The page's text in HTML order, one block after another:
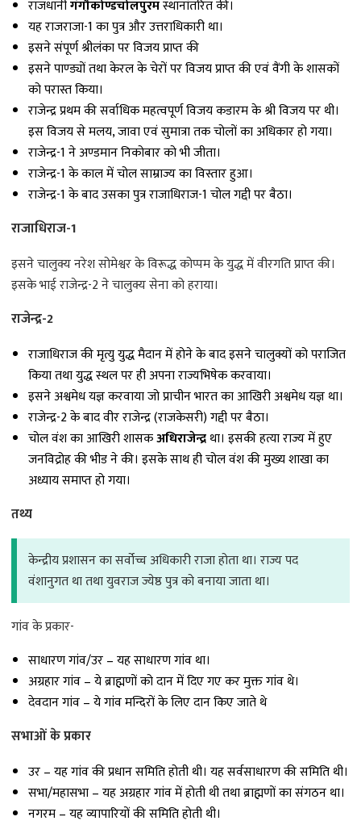
राजधानीगंगौकोण्डचोलपुरमस्थानांतरित की।
यह राजराजा-1 का पुत्र और उत्तराधिकारी था।
इसने संपूर्ण श्रीलंका पर विजय प्राप्त की
इसने पाण्ड्यों तथा केरल के चेरों पर विजय प्राप्त की एवं वैंगी के शासकों
को परास्त किया।
राजेन्द्र प्रथम की सर्वाधिक महत्वपूर्ण विजय कडारम के श्री विजय पर थी।
इस विजय से मलय, जावा एवं सुमात्रा तक चोलों का अधिकार हो गया।
राजेन्द्र-1 ने अण्डमान निकोबार को भी जीता।
राजेन्द्र-1 के काल में चोल साम्राज्य का विस्तार हुआ।
राजेन्द्र-1 के बाद उसका पुत्र राजाधिराज-1 चोल गद्दी पर बैठा।
राजाधिराज-1
इसने चालुक्य नरेश सोमेश्वर के विरूद्ध कोप्पम के युद्ध में वीरगति प्राप्त की।
इसके भाई राजेन्द्र-2 ने चालुक्य सेना को हराया।
राजेन्द्र-2
राजाधिराज की मृत्यु युद्ध मैदान में होने के बाद इसने चालुक्यों को पराजित
किया तथा युद्ध स्थल पर ही अपना राज्यभिषेक करवाया।
इसने अश्वमेध यज्ञ करवाया जो प्राचीन भारत का आखिरी अश्वमेध यज्ञ था।
राजेन्द्र-2 के बाद वीर राजेन्द्र (राजकेसरी) गद्दी पर बैठा।
चोल वंश का आखिरी शासकअधिराजेन्द्रथा। इसकी हत्या राज्य में हुए
जनविद्रोह की भीड ने की। इसके साथ ही चोल वंश की मुख्य शाखा का
अध्याय समाप्त हो गया।
तथ्य
केन्द्रीय प्रशासन का सर्वोच्च अधिकारी राजा होता था। राज्य पद
वंशानुगत था तथा युवराज ज्येष्ठ पुत्र को बनाया जाता था।
गांव के प्रकार-
साधारण गांव/उर – यह साधारण गांव था।
अग्रहार गांव – ये ब्राह्मणों को दान में दिए गए कर मुक्त गांव थे।
देवदान गांव – ये गांव मन्दिरों के लिए दान किए जाते थे
सभाओं के प्रकार
उर – यह गांव की प्रधान समिति होती थी। यह सर्वसाधारण की समिति थी।
सभा/महासभा – यह अग्रहार गांव में होती थी तथा ब्राह्मणों का संगठन था।
नगरम – यह व्यापारियों की समिति होती थी।